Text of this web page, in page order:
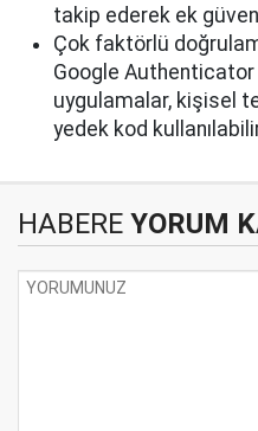
takip ederek ek
Çok faktörlü
Google
uygulamalar, kişisel
yedek kod
HABERE YORUM